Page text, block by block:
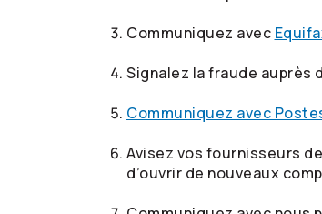
Communiquez avec
Signalez la fraude auprès
Communiquez avec
Avisez vos fournisseurs
d’ouvrir de nouveaux